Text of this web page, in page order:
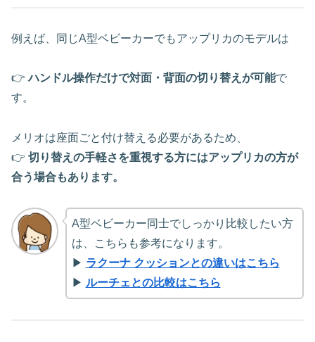
例えば、同じA型ベビーカーでもアップリカのモデルは
👉ハンドル操作だけで対面・背面の切り替えが可能で
す。
メリオは座面ごと付け替える必要があるため、
👉 切り替えの手軽さを重視する方にはアップリカの方が
合う場合もあります。
A型ベビーカー同士でしっかり比較したい方
は、こちらも参考になります。
▶ ラクーナ クッションとの違いはこちら
▶ ルーチェとの比較はこちら